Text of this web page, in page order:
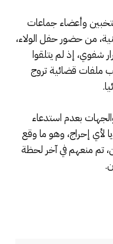
وأعضاء جماعات
من حضور حفل الولاء،
شفوي، إذ لم يتلقوا
ملفات قضائية تروج
بعدم استدعاء
لأي إحراج، وهو ما وقع
تم منعهم في آخر لحظة